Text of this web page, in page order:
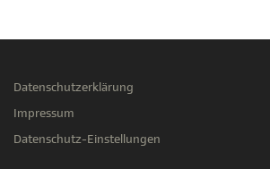
Datenschutzerklärung
Impressum
Datenschutz-Einstellungen